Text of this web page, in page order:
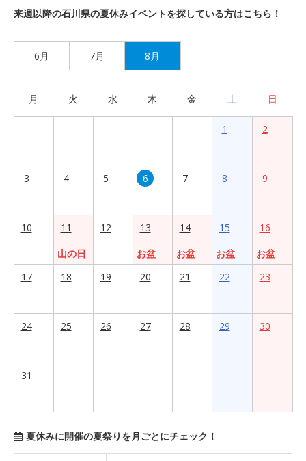
来週以降の石川県の夏休みイベントを探している方はこちら！
6月 7月 8月
月 火 水 木 金 土 日
1 2
3 4 5 6 7 8 9
10
11
山の日
12
13
お盆
14
お盆
15
お盆
16
お盆
17
18 19 20 21 22 23
24 25 26 27 28 29 30
31
夏休みに開催の夏祭りを月ごとにチェック！